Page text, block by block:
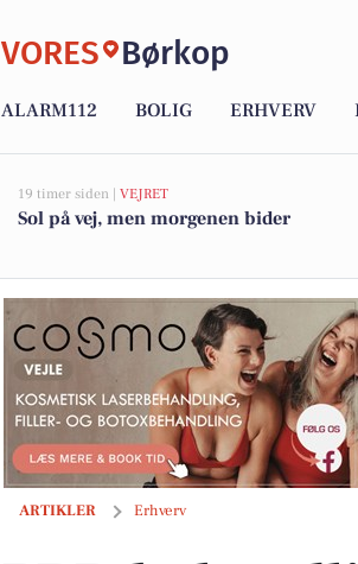
VORES Børkop
ALARM112 BOLIG ERHVERV
19 timer siden | VEJRET
Sol på vej, men morgenen bider
ARTIKLER Erhverv
PRP-behandling hos Cosmo Laser Vejle giver